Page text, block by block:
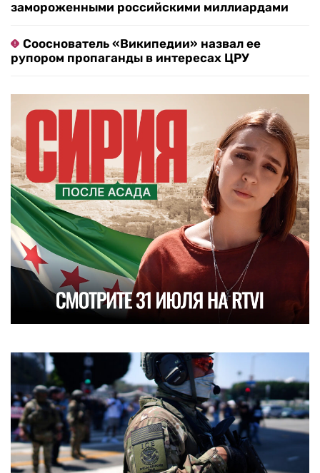
замороженными российскими миллиардами
Сооснователь «Википедии» назвал ее
рупором пропаганды в интересах ЦРУ